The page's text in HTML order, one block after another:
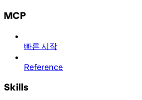
MCP
빠른 시작
Reference
Skills